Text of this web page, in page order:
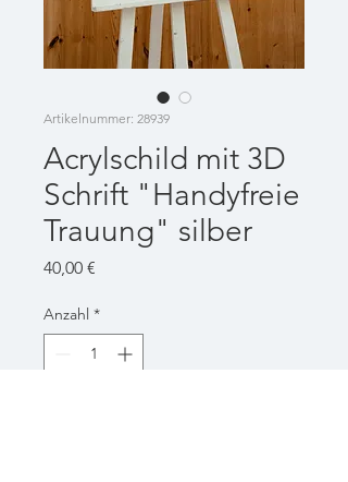
Artikelnummer: 28939
Acrylschild mit 3D
Schrift "Handyfreie
Trauung" silber
40,00 €
Anzahl *